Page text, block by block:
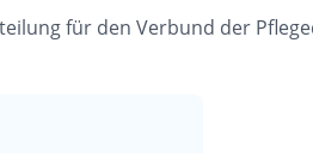
für den Verbund der